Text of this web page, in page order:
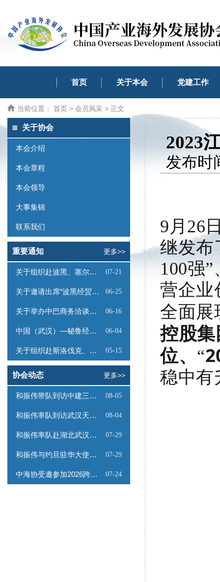
首页 关于本会 党建工作
当前位置： 首页 > 会员风采 > 正文
关于协会
本会介绍
本会章程
本会领导
大事集锦
联系我们
重要通知 更多>>
关于组织赴波黑、塞尔维亚商务考察的函 07-21
关于邀请出席“波黑经贸投资推介会”的函 06-25
关于举办中巴商务洽谈会的通知 06-16
中国（武汉）—秘鲁经贸合作推介会邀请函 06-04
关于组织赴斯洛伐克、奥地利商务考察的函 05-15
协会动态 更多>>
和振伟带队到访中建三局数字工程有限公司 08-05
和振伟率队到访武汉天源集团 08-04
和振伟率队赴湖北武汉调研 07-29
和振伟与约旦驻华大使会谈 07-29
中海协受邀参加2026跨境能源矿产出海专题路演会 07-24
2023
发布时
9月26
继发布
100强
营企业
全面展
控股
位、
“
稳中有